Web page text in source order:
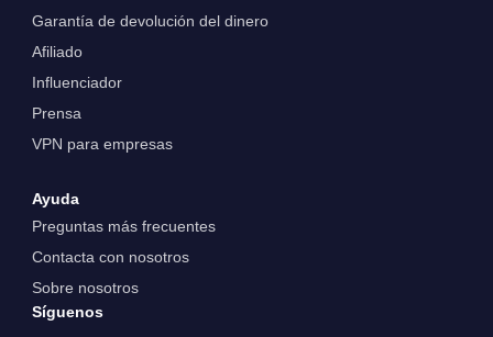
Garantía de devolución del dinero
Afiliado
Influenciador
Prensa
VPN para empresas
Ayuda
Preguntas más frecuentes
Contacta con nosotros
Sobre nosotros
Síguenos